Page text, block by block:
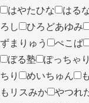
はやたひな
はる
ろし
ひろどあゆみ
ずまりゅう
ぺこぱ
ぼる塾
ぽっちゃり
ちり
めいちゅん
もリスみか
やつれ